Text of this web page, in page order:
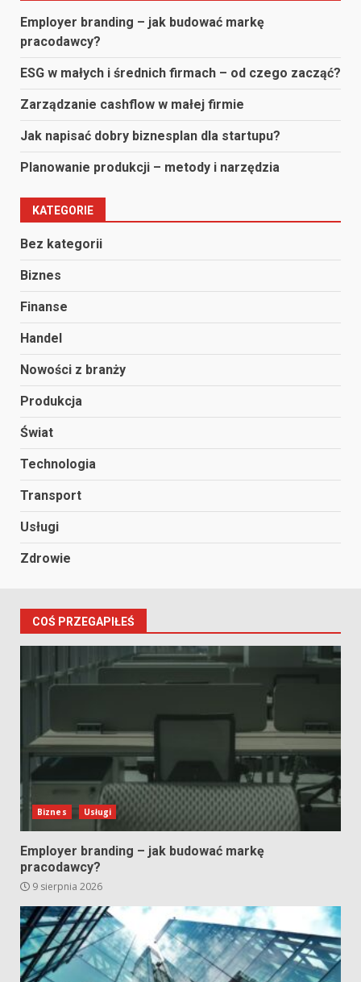
wpisach
Employer branding – jak budować markę
pracodawcy?
ESG w małych i średnich firmach – od czego zacząć?
Zarządzanie cashflow w małej firmie
Jak napisać dobry biznesplan dla startupu?
Planowanie produkcji – metody i narzędzia
KATEGORIE
Bez kategorii
Biznes
Finanse
Handel
Nowości z branży
Produkcja
Świat
Technologia
Transport
Usługi
Zdrowie
COŚ PRZEGAPIŁEŚ
Biznes Usługi
Employer branding – jak budować markę
pracodawcy?
9 sierpnia 2026